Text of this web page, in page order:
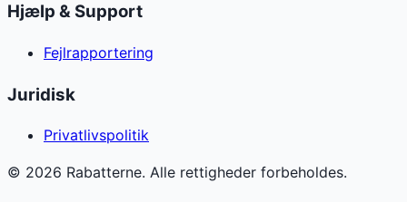
Hjælp & Support
Fejlrapportering
Juridisk
Privatlivspolitik
© 2026 Rabatterne. Alle rettigheder forbeholdes.